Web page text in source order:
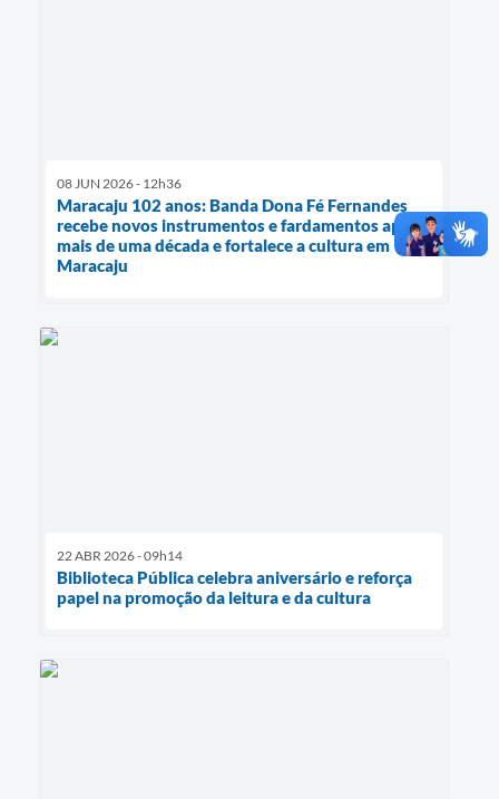
08 JUN 2026 - 12h36
Maracaju 102 anos: Banda Dona Fé Fernandes
recebe novos instrumentos e fardamentos após
mais de uma década e fortalece a cultura em
Maracaju
22 ABR 2026 - 09h14
Biblioteca Pública celebra aniversário e reforça
papel na promoção da leitura e da cultura